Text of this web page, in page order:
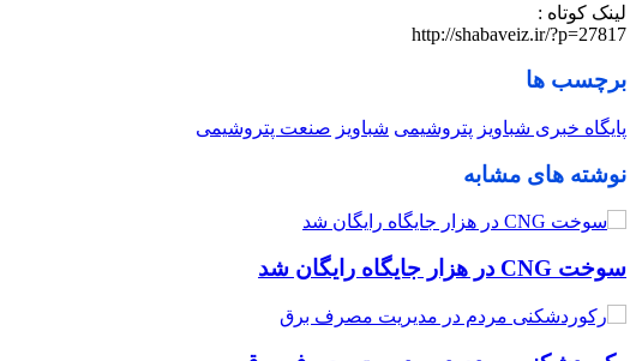
لینک کوتاه :
http://shabaveiz.ir/?p=27817
برچسب ها
پایگاه خبری شباویز پتروشیمی شباویز صنعت پتروشیمی
نوشته های مشابه
سوخت CNG در هزار جایگاه رایگان شد